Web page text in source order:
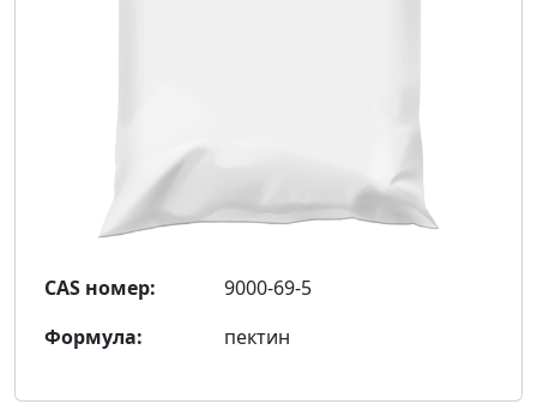
CAS номер:
9000-69-5
Формула:
пектин